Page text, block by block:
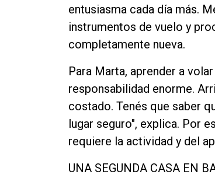
entusiasma cada día más.
instrumentos de vuelo y
completamente nueva.
Para Marta, aprender a
responsabilidad enorme.
costado. Tenés que saber
lugar seguro", explica. Por
requiere la actividad y del
UNA SEGUNDA CASA EN